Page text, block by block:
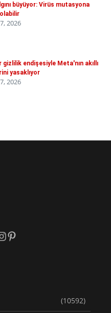
büyüyor: Virüs mutasyona
2026
gizlilik endişesiyle Meta'nın akıllı
yasaklıyor
2026
(10592)